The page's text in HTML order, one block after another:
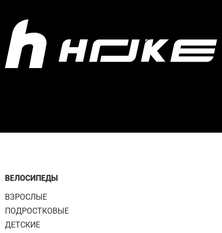
ВЕЛОСИПЕДЫ
ВЗРОСЛЫЕ
ПОДРОСТКОВЫЕ
ДЕТСКИЕ